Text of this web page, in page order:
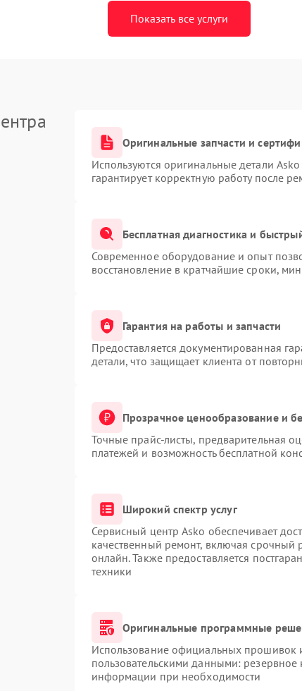
Показать все услуги
Оригинальные запчасти и
Используются оригинальные детали
гарантирует корректную работу после
Бесплатная диагностика и
Современное оборудование и опыт
восстановление в кратчайшие сроки,
Гарантия на работы и запчасти
Предоставляется документированная
детали, что защищает клиента от
Прозрачное ценообразование и
Точные прайс-листы, предварительная
платежей и возможность бесплатной
Широкий спектр услуг
Сервисный центр Asko обеспечивает
качественный ремонт, включая срочный
онлайн. Также предоставляется
техники
Оригинальные программные
Использование официальных прошивок
пользовательскими данными:
информации при необходимости